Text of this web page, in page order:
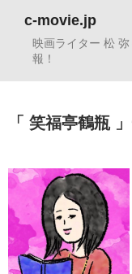
c-movie.jp
映画ライター 松
報！
笑福亭鶴瓶